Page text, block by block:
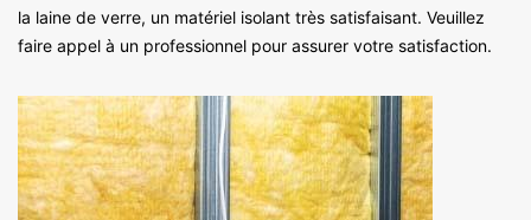
la laine de verre, un matériel isolant très satisfaisant. Veuillez
faire appel à un professionnel pour assurer votre satisfaction.